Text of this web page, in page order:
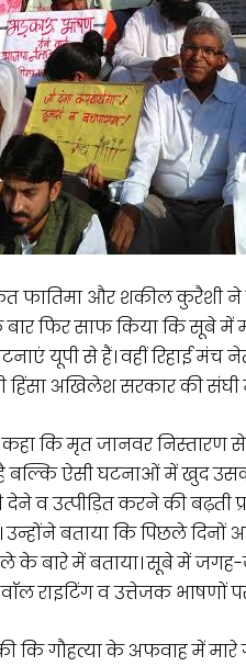
फातिमा और शकील कुरैशी ने
फिर साफ किया कि सूबे में
यूपी से हैं। वहीं रिहाई मंच
अखिलेश सरकार की संघी
कहा कि मृत जानवर निस्तारण
बल्कि ऐसी घटनाओं में खुद
व उत्पीड़ित करने की बढ़ती
उन्होंने बताया कि पिछले
बारे में बताया। सूबे में जगह-
राइटिंग व उत्तेजक भाषणों
की कि गौहत्या के अफवाह में